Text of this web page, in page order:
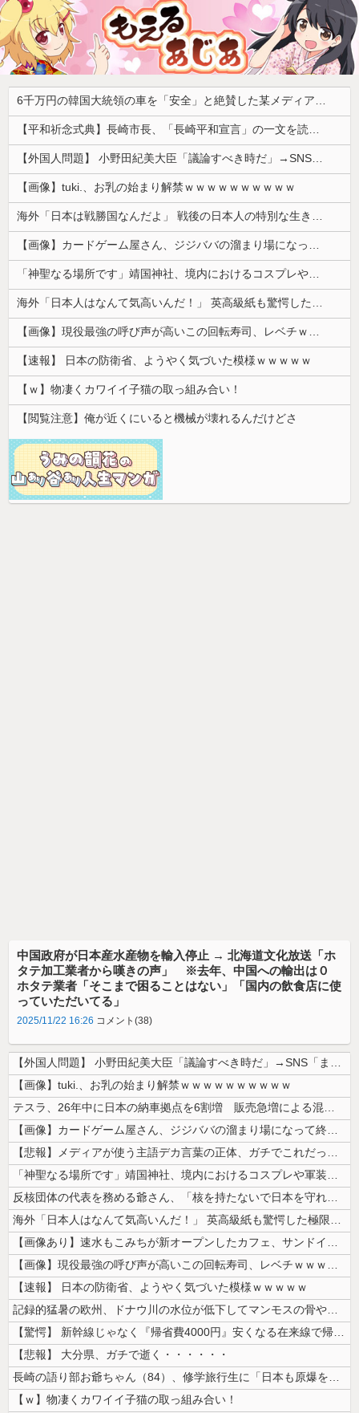
6千万円の韓国大統領の車を「安全」と絶賛した某メディア、高市首相の3千万円の車に対しては……
【平和祈念式典】長崎市長、「長崎平和宣言」の一文を読み飛ばす 「NPTの義務を履行し、核軍縮に向け着実に前進することを求めます」
【外国人問題】 小野田紀美大臣「議論すべき時だ」→SNS「まだ議論もしてなかったんだ...」→小野田大臣「これが進歩状況です」めちゃくちゃ仕事して...
【画像】tuki.、お乳の始まり解禁ｗｗｗｗｗｗｗｗｗｗ
海外「日本は戦勝国なんだよ」 戦後の日本人の特別な生き様に各国から称賛の声
【画像】カードゲーム屋さん、ジジババの溜まり場になって終わるwwwwwwwwwwww
「神聖なる場所です」靖国神社、境内におけるコスプレや軍装の禁止を発表
海外「日本人はなんて気高いんだ！」 英高級紙も驚愕した極限の中の日本人の姿に世界が衝撃
【画像】現役最強の呼び声が高いこの回転寿司、レベチｗｗｗｗｗｗｗｗｗｗ
【速報】 日本の防衛省、ようやく気づいた模様ｗｗｗｗｗ
【ｗ】物凄くカワイイ子猫の取っ組み合い！
【閲覧注意】俺が近くにいると機械が壊れるんだけどさ
中国政府が日本産水産物を輸入停止 → 北海道文化放送「ホ
タテ加工業者から嘆きの声」 ※去年、中国への輸出は０
ホタテ業者「そこまで困ることはない」「国内の飲食店に使
っていただいてる」
2025/11/22 16:26 コメント(38)
【外国人問題】 小野田紀美大臣「議論すべき時だ」→SNS「まだ議論もし...
【画像】tuki.、お乳の始まり解禁ｗｗｗｗｗｗｗｗｗｗ
テスラ、26年中に日本の納車拠点を6割増 販売急増による混乱収拾へ
【画像】カードゲーム屋さん、ジジババの溜まり場になって終わるwwwww...
【悲報】メディアが使う主語デカ言葉の正体、ガチでこれだったｗｗｗｗ
「神聖なる場所です」靖国神社、境内におけるコスプレや軍装の禁止を発表
反核団体の代表を務める爺さん、「核を持たないで日本を守れますか」と中学...
海外「日本人はなんて気高いんだ！」 英高級紙も驚愕した極限の中の日本人...
【画像あり】速水もこみちが新オープンしたカフェ、サンドイッチ1つ「30...
【画像】現役最強の呼び声が高いこの回転寿司、レベチｗｗｗｗｗｗｗｗｗｗ
【速報】 日本の防衛省、ようやく気づいた模様ｗｗｗｗｗ
記録的猛暑の欧州、ドナウ川の水位が低下してマンモスの骨や沈没したドイツ...
【驚愕】 新幹線じゃなく『帰省費4000円』安くなる在来線で帰省した結...
【悲報】 大分県、ガチで逝く・・・・・・
長崎の語り部お爺ちゃん（84）、修学旅行生に「日本も原爆を持たないと負...
【ｗ】物凄くカワイイ子猫の取っ組み合い！